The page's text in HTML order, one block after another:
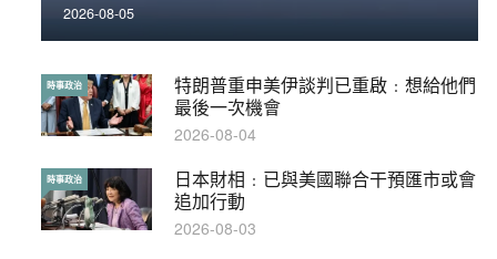
2026-08-05
特朗普重申美伊談判已重啟﹕想給他們
最後一次機會
時事政治
2026-08-04
日本財相﹕已與美國聯合干預匯市或會
追加行動
時事政治
2026-08-03
2019-11-01
【輕百科】被抽中當陪審員能拒絕嗎？
輕百科
2017-10-17
【輕盤點】集會遊行陸續有來？一文盡
覽8月示威活動
輕盤點
2019-08-30